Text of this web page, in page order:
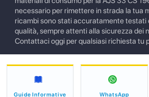
necessario per rimettere in strada la tua
ricambi sono stati accuratamente testati
qualità, sempre attenti alla sicurezza dei
Contattaci oggi per qualsiasi richiesta tu
Guide Informative WhatsApp